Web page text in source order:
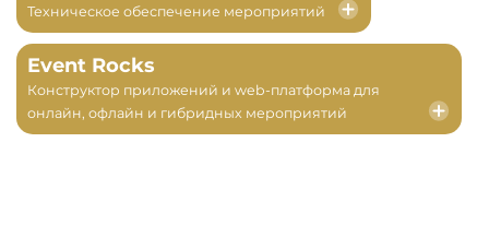
Техническое обеспечение мероприятий
Event Rocks
Конструктор приложений и web-платформа для
онлайн, офлайн и гибридных мероприятий